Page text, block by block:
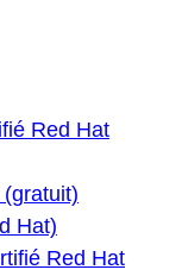
Red Hat
Hat)
Red Hat